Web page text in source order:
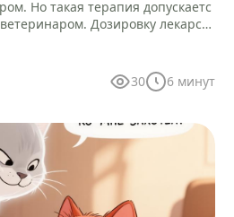
Но такая терапия допускаетс
Дозировку лекарст
30 6 минут